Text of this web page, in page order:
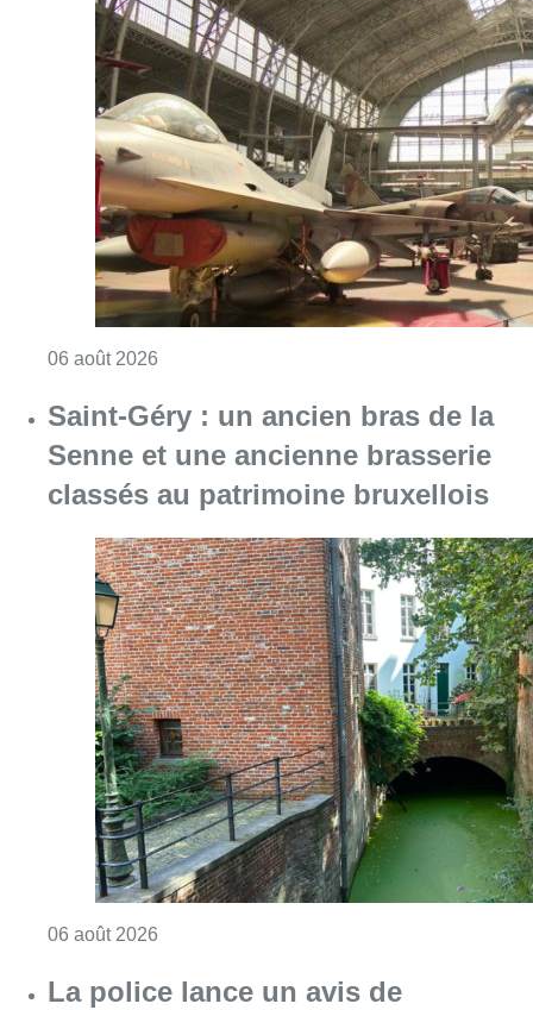
06 août 2026
Saint-Géry : un ancien bras de la
Senne et une ancienne brasserie
classés au patrimoine bruxellois
06 août 2026
La police lance un avis de